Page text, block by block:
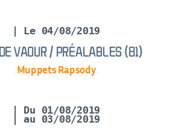
| Le 04/08/2019
VAOUR / PRÉALABLES (81)
Muppets Rapsody
| Du 01/08/2019
| au 03/08/2019